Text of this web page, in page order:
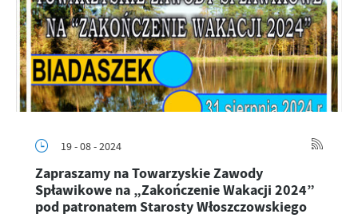
19 - 08 - 2024
Zapraszamy na Towarzyskie Zawody
Spławikowe na „Zakończenie Wakacji 2024”
pod patronatem Starosty Włoszczowskiego